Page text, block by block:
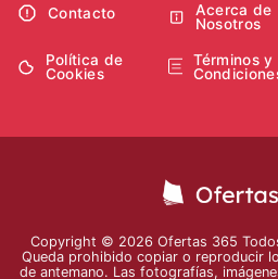
Contacto
Acerca de
Nosotros
Política de
Cookies
Términos y
Copyright © 2026 Ofertas 365
Queda prohibido copiar o reproducir
de antemano. Las fotografías,